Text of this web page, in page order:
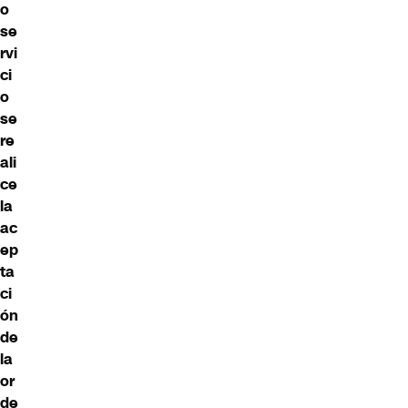
o
se
rvi
ci
o
se
re
ali
ce
la
ac
ep
ta
ci
ón
de
la
or
de